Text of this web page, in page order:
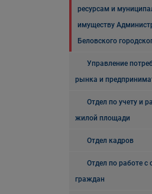
ресурсам и
имуществу
Беловского
Управление
рынка и
Отдел по учету и
жилой площади
Отдел кадров
Отдел по работе
граждан